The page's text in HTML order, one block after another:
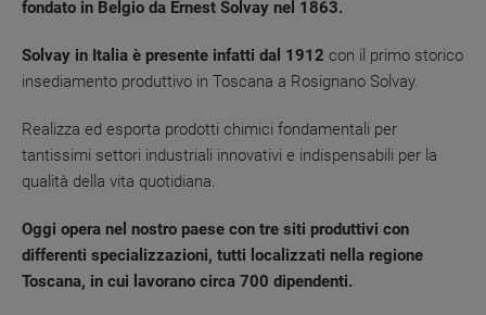
fondato in Belgio da Ernest Solvay nel 1863.
Solvay in Italia è presente infatti dal 1912 con il primo storico
insediamento produttivo in Toscana a Rosignano Solvay.
Realizza ed esporta prodotti chimici fondamentali per
tantissimi settori industriali innovativi e indispensabili per la
qualità della vita quotidiana.
Oggi opera nel nostro paese con tre siti produttivi con
differenti specializzazioni, tutti localizzati nella regione
Toscana, in cui lavorano circa 700 dipendenti.